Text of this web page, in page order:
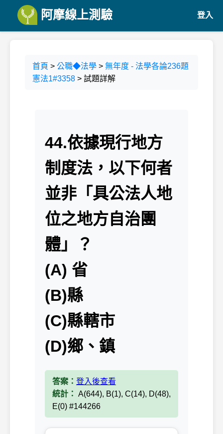
阿摩線上測驗 登入
首頁 > 公職◆法學 > 無年度 - 法學各論236題
憲法1#3358 > 試題詳解
44.依據現行地方
制度法，以下何者
並非「具公法人地
位之地方自治團
體」？
(A) 省
(B)縣
(C)縣轄市
(D)鄉、鎮
答案： 登入後查看
統計： A(644), B(1), C(14), D(48),
E(0) #144266